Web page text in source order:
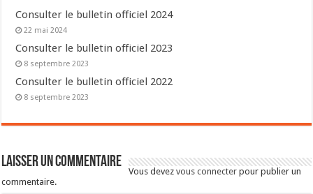
Consulter le bulletin officiel 2024
22 mai 2024
Consulter le bulletin officiel 2023
8 septembre 2023
Consulter le bulletin officiel 2022
8 septembre 2023
Laisser un commentaire
Vous devezvous connecter pour publier un
commentaire.